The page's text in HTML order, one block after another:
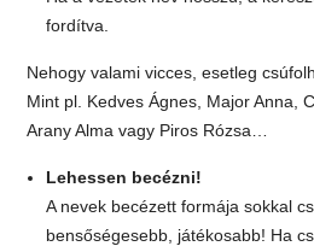
fordítva.
Nehogy valami vicces, esetleg
Mint pl. Kedves Ágnes, Major Anna,
Arany Alma vagy Piros Rózsa…
Lehessen becézni!
A nevek becézett formája sokkal
bensőségesebb, játékosabb! Ha